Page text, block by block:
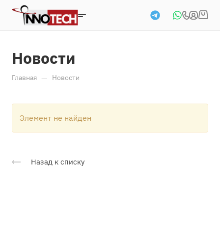
Новости
Главная — Новости
Элемент не найден
Назад к списку